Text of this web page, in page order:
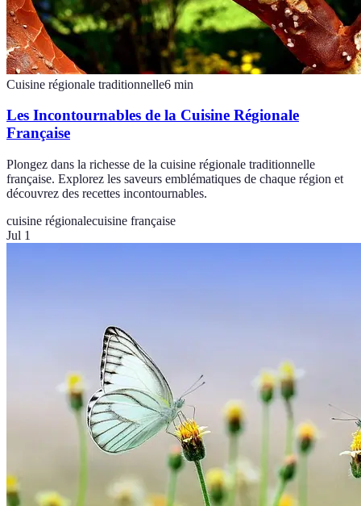
Cuisine régionale traditionnelle6 min
Les Incontournables de la Cuisine Régionale
Française
Plongez dans la richesse de la cuisine régionale traditionnelle
française. Explorez les saveurs emblématiques de chaque région et
découvrez des recettes incontournables.
cuisine régionalecuisine française
Jul 1